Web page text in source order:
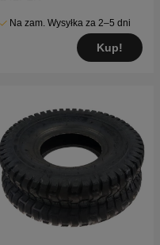
Na zam. Wysyłka za 2–5 dni
Kup!